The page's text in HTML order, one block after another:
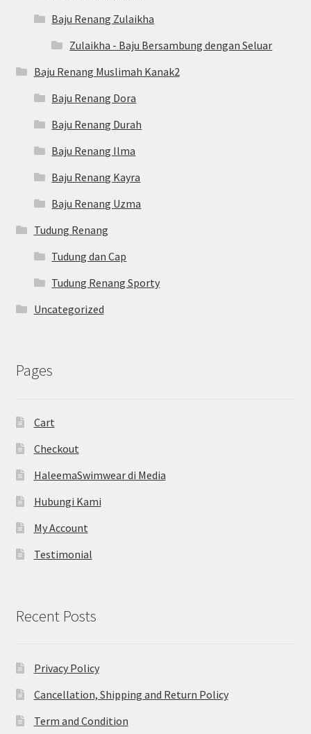
Baju Renang Zulaikha
Zulaikha - Baju Bersambung dengan Seluar
Baju Renang Muslimah Kanak2
Baju Renang Dora
Baju Renang Durah
Baju Renang Ilma
Baju Renang Kayra
Baju Renang Uzma
Tudung Renang
Tudung dan Cap
Tudung Renang Sporty
Uncategorized
Pages
Cart
Checkout
HaleemaSwimwear di Media
Hubungi Kami
My Account
Testimonial
Recent Posts
Privacy Policy
Cancellation, Shipping and Return Policy
Term and Condition